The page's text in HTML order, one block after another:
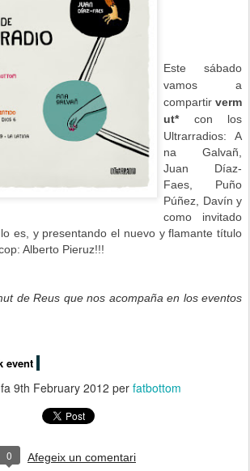
Este sábado
vamos a
compartir verm
ut* con los
Ultrarradios: A
na Galvañ,
Juan Díaz-
Faes, Puño
Púñez, Davín y
como invitado
es, y presentando el nuevo y flamante título
Alberto Pieruz!!!
de Reus que nos acompaña en los eventos
event
9th February 2012 per fatbottom
0 Afegeix un comentari